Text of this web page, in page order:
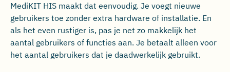
MediKIT HIS maakt dat eenvoudig. Je voegt nieuwe
gebruikers toe zonder extra hardware of installatie. En
als het even rustiger is, pas je net zo makkelijk het
aantal gebruikers of functies aan. Je betaalt alleen voor
het aantal gebruikers dat je daadwerkelijk gebruikt.